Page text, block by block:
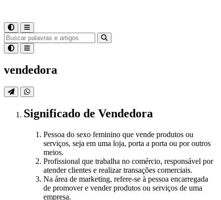
vendedora
Significado de Vendedora
Pessoa do sexo feminino que vende produtos ou
serviços, seja em uma loja, porta a porta ou por outros
meios.
Profissional que trabalha no comércio, responsável por
atender clientes e realizar transações comerciais.
Na área de marketing, refere-se à pessoa encarregada
de promover e vender produtos ou serviços de uma
empresa.